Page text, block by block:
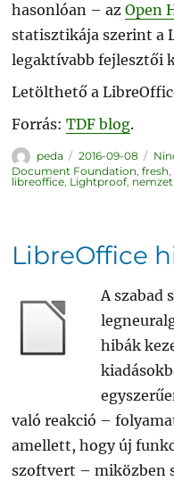
hasonlóan – azOpen
statisztikája szerint a
legaktívabb fejlesztői
Letölthető a
Forrás:TDF blog.
Szerző
peda Közzétéve
2016-09-08
Document Foundation ,fresh
libreoffice Lightproof,
LibreOffice
A szabad
hibák
való reakció –
amellett, hogy új
szoftvert – miközben